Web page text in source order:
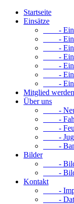
Startseite
Einsätze
-
-
-
-
-
-
-
Mitglied werden
Über uns
-
-
-
-
-
Bilder
-
-
Kontakt
-
-